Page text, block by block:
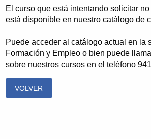
El curso que está intentando solicitar
está disponible en nuestro catálogo de
Puede acceder al catálogo actual en la
Formación y Empleo o bien puede
sobre nuestros cursos en el teléfono
VOLVER